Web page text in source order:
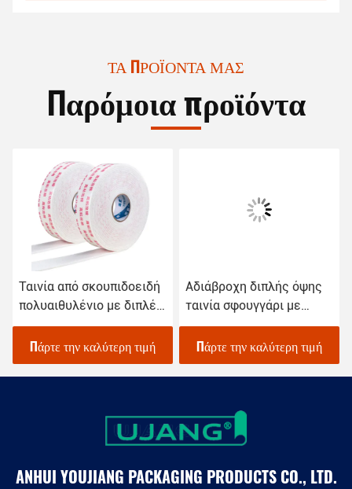
ΤΑ ΠΡΟΪΌΝΤΑ ΜΑΣ
Παρόμοια προϊόντα
Ταινία από σκουπιδοειδή
πολυαιθυλένιο με διπλές
πλευρές
Πάρτε την καλύτερη τιμή
Αδιάβροχη διπλής όψης
ταινία σφουγγάρι με
επένδυση αυτοκόλλητο
για την
αυτοκινητοβιομηχανία
Πάρτε την καλύτερη τιμή
ANHUI YOUJIANG PACKAGING PRODUCTS CO., LTD.